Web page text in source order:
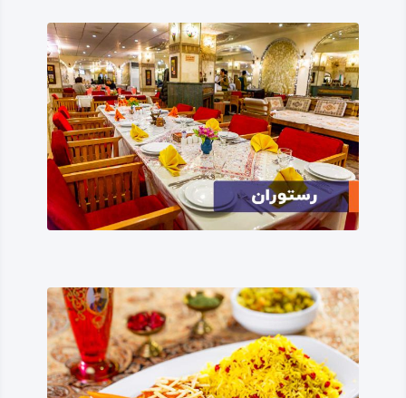
آباد» را به خود گرفته که دلیل آن روشن است!
بعد از سال پنجاه‌ و هفت شمسی برای چندمین‌ بار نام شهر
تغییر کرده، در نهایت در نام «اسلام‌ آباد غرب» آرام می‌گیرد؛ که
دلیل این نیز روشن است.
قدمت شهر اسلام‌ آباد غرب
پیشینه این شهر، بر پایه پژوهش‌های تاریخی و باستان‌ شناسی
این پیشینه، قدمت منطقه را به عنوان یک مرکز شهری نشان
می‌دهد؛ در صورتی که اگر محل سکونت و زندگی گروهی
انسان‌ها را معیار بگیریم، قدمت شهرستان و منطقه اسلام‌ آباد